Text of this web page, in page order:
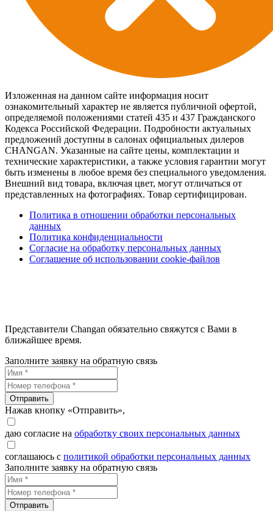
Изложенная на данном сайте информация носит
ознакомительный характер не является публичной офертой,
определяемой положениями статей 435 и 437 Гражданского
Кодекса Российской Федерации. Подробности актуальных
предложений доступны в салонах официальных дилеров
CHANGAN. Указанные на сайте цены, комплектации и
технические характеристики, а также условия гарантии могут
быть изменены в любое время без специального уведомления.
Внешний вид товара, включая цвет, могут отличаться от
представленных на фотографиях. Товар сертифицирован.
Политика в отношении обработки персональных
данных
Политика конфиденциальности
Согласие на обработку персональных данных
Соглашение об использовании cookie-файлов
Представители Changan обязательно свяжутся с Вами в
ближайшее время.
Заполните заявку на обратную связь
Отправить
Нажав кнопку «Отправить»,
даю согласие на обработку своих персональных данных
соглашаюсь с политикой обработки персональных данных
Заполните заявку на обратную связь
Отправить